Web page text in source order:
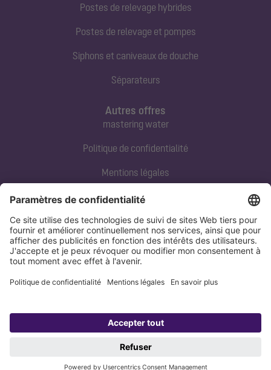
Postes de relevage hybrides
Postes de relevage et pompes
Siphons et caniveaux de douche
Séparateurs
Contact direct
Tel:+33 3 88 65 76 00
Email:info@kessel.fr
Autres offres
mastering water
Politique de confidentialité
Mentions légales
Copyright 1998-2026 KESSEL SE + Co. KG, Bahnhofstraße 31, 85101 Lenting,
Politique de confidentialité Mentions légales